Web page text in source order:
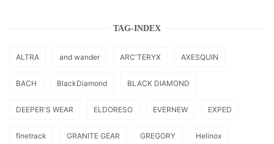
TAG-INDEX
ALTRA and wander ARC'TERYX AXESQUIN
BACH BlackDiamond BLACK DIAMOND
DEEPER'S WEAR ELDORESO EVERNEW EXPED
finetrack GRANITE GEAR GREGORY Helinox